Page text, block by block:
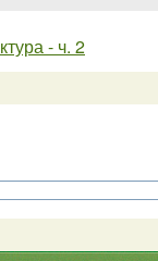
- ч. 2